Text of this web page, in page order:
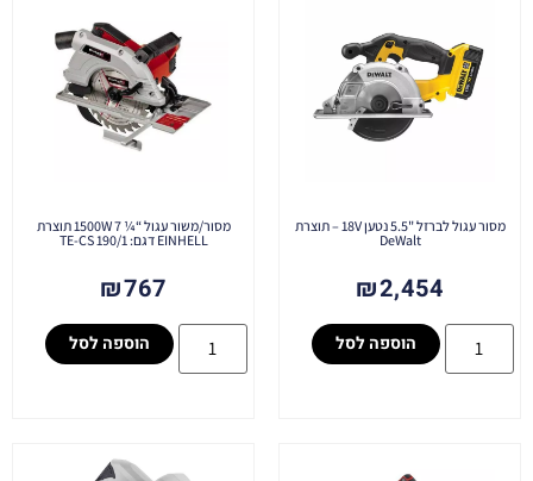
מסור עגול לברזל "5.5 נטען 18V – תוצרת
DeWalt
₪2,454
הוספה לסל
מסור/משור עגול “¼ 7 1500W תוצרת
EINHELL דגם: TE-CS 190/1
₪767
הוספה לסל